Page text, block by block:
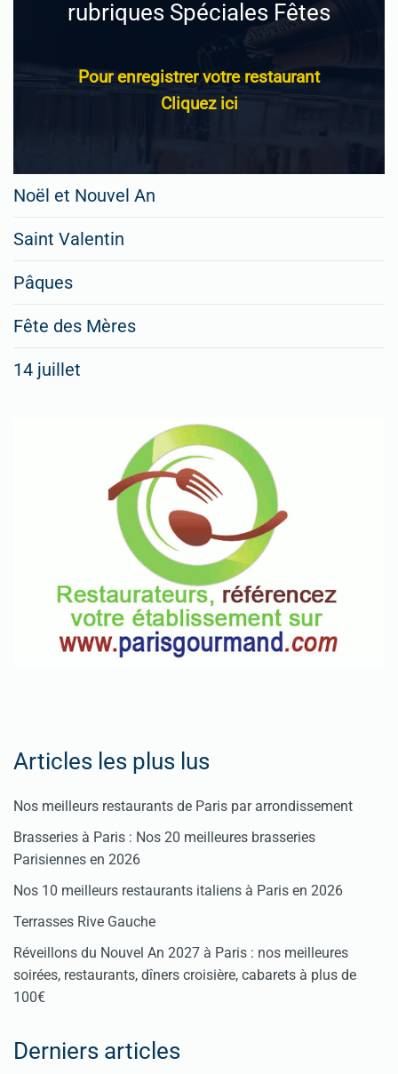
rubriques Spéciales Fêtes
Pour enregistrer votre restaurant
Cliquez ici
Noël et Nouvel An
Saint Valentin
Pâques
Fête des Mères
14 juillet
Articles les plus lus
Nos meilleurs restaurants de Paris par arrondissement
Brasseries à Paris : Nos 20 meilleures brasseries
Parisiennes en 2026
Nos 10 meilleurs restaurants italiens à Paris en 2026
Terrasses Rive Gauche
Réveillons du Nouvel An 2027 à Paris : nos meilleures
soirées, restaurants, dîners croisière, cabarets à plus de
100€
Derniers articles